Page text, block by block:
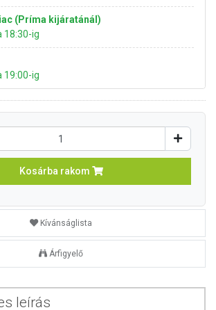
(Príma kijáratánál)
18:30-ig
19:00-ig
Kosárba rakom
Kívánságlista
Árfigyelő
leírás